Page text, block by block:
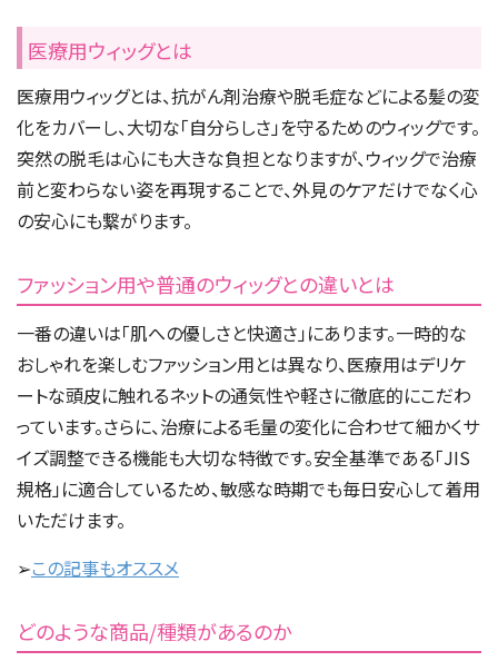
医療用ウィッグとは
医療用ウィッグとは、抗がん剤治療や脱毛症などによる髪の変
化をカバーし、大切な「自分らしさ」を守るためのウィッグです。
突然の脱毛は心にも大きな負担となりますが、ウィッグで治療
前と変わらない姿を再現することで、外見のケアだけでなく心
の安心にも繋がります。
ファッション用や普通のウィッグとの違いとは
一番の違いは「肌への優しさと快適さ」にあります。一時的な
おしゃれを楽しむファッション用とは異なり、医療用はデリケ
ートな頭皮に触れるネットの通気性や軽さに徹底的にこだわ
っています。さらに、治療による毛量の変化に合わせて細かくサ
イズ調整できる機能も大切な特徴です。安全基準である「JIS
規格」に適合しているため、敏感な時期でも毎日安心して着用
いただけます。
➢この記事もオススメ
どのような商品/種類があるのか